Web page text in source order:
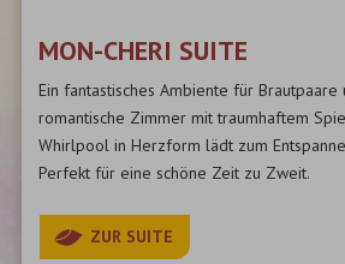
MON-CHERI SUITE
Ein fantastisches Ambiente für Brautpaare
romantische Zimmer mit traumhaftem
Whirlpool in Herzform lädt zum
Perfekt für eine schöne Zeit zu Zweit.
ZUR SUITE